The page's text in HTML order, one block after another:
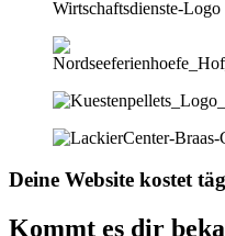
Deine Website kostet
Kommt es dir